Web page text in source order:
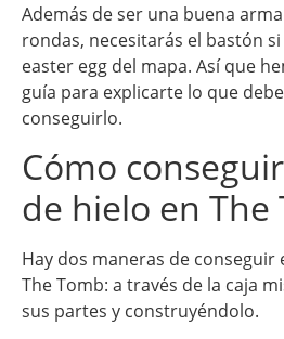
Además de ser una buena
rondas, necesitarás el bastón
easter egg del mapa. Así que
guía para explicarte lo que
conseguirlo.
Cómo
de hielo en The
Hay dos maneras de conseguir
The Tomb: a través de la caja
sus partes y construyéndolo.